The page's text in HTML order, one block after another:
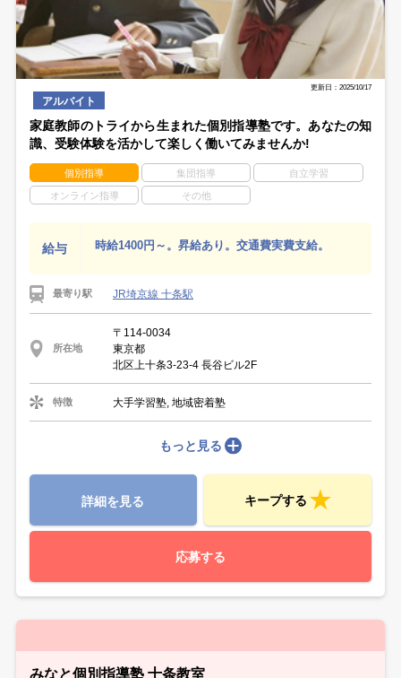
更新日：2025/10/17
アルバイト
家庭教師のトライから生まれた個別指導塾です。あなたの知
識、受験体験を活かして楽しく働いてみませんか!
個別指導 集団指導 自立学習
オンライン指導 その他
給与 時給1400円～。昇給あり。交通費実費支給。
最寄り駅 JR埼京線 十条駅
所在地
〒114-0034
東京都
北区上十条3-23-4 長谷ビル2F
特徴 大手学習塾, 地域密着塾
もっと見る
詳細を見る キープする
応募する
みなと個別指導塾 十条教室